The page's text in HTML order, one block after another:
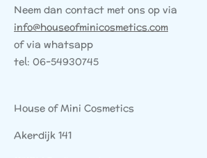
Neem dan contact met ons op via
info@houseofminicosmetics.com
of via whatsapp
tel: 06-54930745
House of Mini Cosmetics
Akerdijk 141